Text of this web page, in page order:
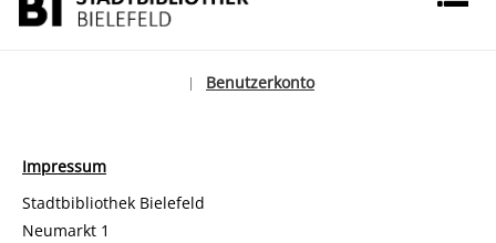
Benutzerkonto
Impressum
Stadtbibliothek Bielefeld
Neumarkt 1